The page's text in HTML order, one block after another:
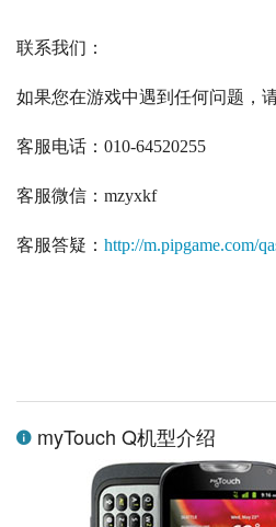
联系我们：
如果您在游戏中遇到任何问题，
客服电话： 010-64520255
客服微信： mzyxkf
客服答疑： http://m.pipgame.com/
myTouch Q机型介绍